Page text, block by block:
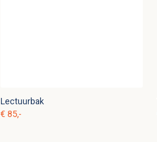
Lectuurbak
€ 85,-